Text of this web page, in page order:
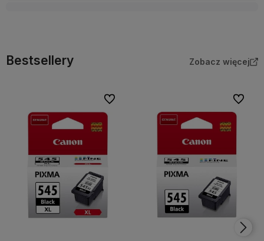
Bestsellery Zobacz więcej
Do ulubionych Do